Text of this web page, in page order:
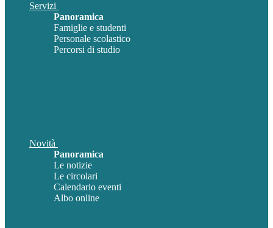
Servizi
Panoramica
Famiglie e studenti
Personale scolastico
Percorsi di studio
Novità
Panoramica
Le notizie
Le circolari
Calendario eventi
Albo online